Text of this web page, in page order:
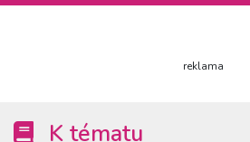
reklama
K tématu